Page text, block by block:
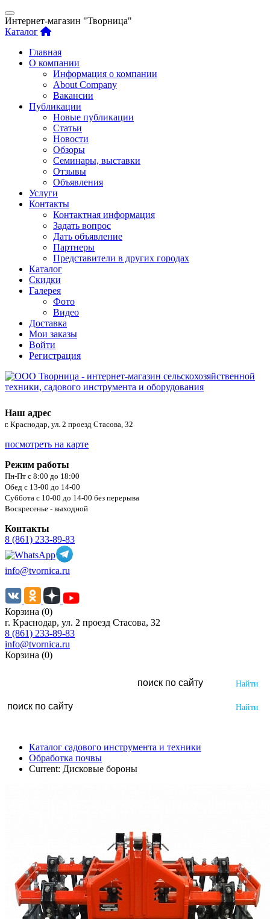
Интернет-магазин "Творница"
Каталог
Главная
О компании
Информация о компании
About Company
Вакансии
Публикации
Новые публикации
Статьи
Новости
Обзоры
Семинары, выставки
Отзывы
Объявления
Услуги
Контакты
Контактная информация
Задать вопрос
Дать объявление
Партнеры
Представители в других городах
Каталог
Скидки
Галерея
Фото
Видео
Доставка
Мои заказы
Войти
Регистрация
Наш адрес
г. Краснодар, ул. 2 проезд Стасова, 32
посмотреть на карте
Режим работы
Пн-Пт с 8:00 до 18:00
Обед с 13-00 до 14-00
Суббота с 10-00 до 14-00 без перерыва
Воскресенье - выходной
Контакты
8 (861) 233-89-83
info@tvornica.ru
Корзина (0)
г. Краснодар, ул. 2 проезд Стасова, 32
8 (861) 233-89-83
info@tvornica.ru
Корзина (0)
Каталог садового инструмента и техники
Обработка почвы
Current: Дисковые бороны